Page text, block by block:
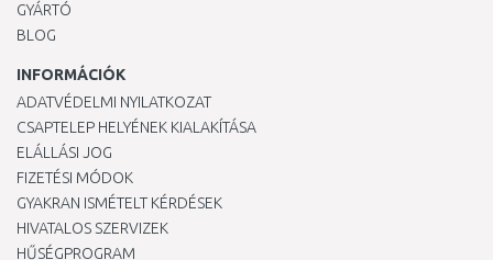
GYÁRTÓ
BLOG
INFORMÁCIÓK
ADATVÉDELMI NYILATKOZAT
CSAPTELEP HELYÉNEK KIALAKÍTÁSA
ELÁLLÁSI JOG
FIZETÉSI MÓDOK
GYAKRAN ISMÉTELT KÉRDÉSEK
HIVATALOS SZERVIZEK
HŰSÉGPROGRAM